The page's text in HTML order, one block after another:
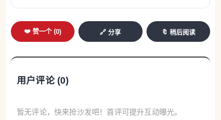
询公司QS公司发布的世界大学年度排名)，最终她选
中了西班牙。
(其中4分以加分考试形式获得)，但中国与西班牙签署
了学历学位互认协议，西班牙教育部可将中国高考成
外，在高考成绩的基础上，学生可以参加“加分考
❤️ 赞一个 (0) 🔗 分享 🔖 稍后阅读
用户评论 (0)
暂无评论，快来抢沙发吧！首评可提升互动曝光。